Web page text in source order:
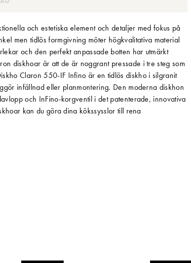
och estetiska element och detaljer med fokus på
men tidlös formgivning möter högkvalitativa material
och den perfekt anpassade botten har utmärkt
diskhoar är att de är noggrant pressade i tre steg som
Claron 550-IF Infino är en tidlös diskho i silgranit
infällnad eller planmontering. Den moderna diskhon
och InFino-korgventil i det patenterade, innovativa
kan du göra dina kökssysslor till rena